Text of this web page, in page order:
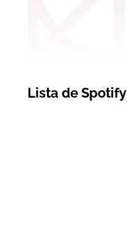
Lista de Spotify